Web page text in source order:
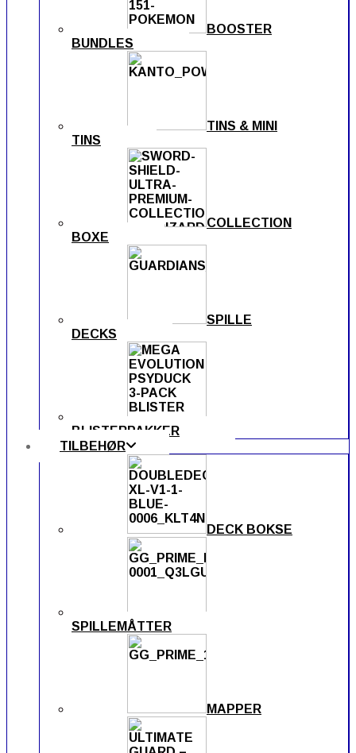
BOOSTER
BUNDLES
TINS & MINI
TINS
COLLECTION
BOXE
SPILLE
DECKS
BLISTERPAKKER
TILBEHØR
DECK BOKSE
SPILLEMÅTTER
MAPPER